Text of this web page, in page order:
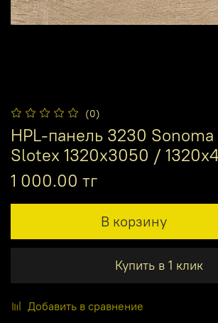
(0)
HPL-панель 3230
Slotex 1320х3050 /
1 000.00 тг
В корзину
Купить в 1 клик
Добавить в сравнение